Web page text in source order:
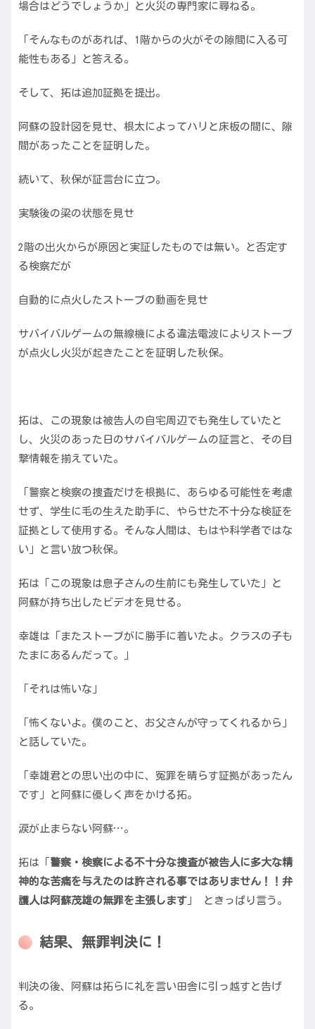
場合はどうでしょうか」と火災の専門家に尋ねる。
「そんなものがあれば、1階からの火がその隙間に入る可
能性もある」と答える。
そして、拓は追加証拠を提出。
阿蘇の設計図を見せ、根太によってハリと床板の間に、隙
間があったことを証明した。
続いて、秋保が証言台に立つ。
実験後の梁の状態を見せ
2階の出火からが原因と実証したものでは無い。と否定す
る検察だが
自動的に点火したストーブの動画を見せ
サバイバルゲームの無線機による違法電波によりストーブ
が点火し火災が起きたことを証明した秋保。
拓は、この現象は被告人の自宅周辺でも発生していたと
し、火災のあった日のサバイバルゲームの証言と、その目
撃情報を揃えていた。
「警察と検察の捜査だけを根拠に、あらゆる可能性を考慮
せず、学生に毛の生えた助手に、やらせた不十分な検証を
証拠として使用する。そんな人間は、もはや科学者ではな
い」と言い放つ秋保。
拓は「この現象は息子さんの生前にも発生していた」と
阿蘇が持ち出したビデオを見せる。
幸雄は「またストーブがに勝手に着いたよ。クラスの子も
たまにあるんだって。」
「それは怖いな」
「怖くないよ。僕のこと、お父さんが守ってくれるから」
と話していた。
「幸雄君との思い出の中に、冤罪を晴らす証拠があったん
です」と阿蘇に優しく声をかける拓。
涙が止まらない阿蘇…。
拓は「 警察・検察による不十分な捜査が被告人に多大な精
神的な苦痛を与えたのは許される事ではありません！！弁
護人は阿蘇茂雄の無罪を主張します 」 ときっぱり言う。
結果、無罪判決に！
判決の後、阿蘇は拓らに礼を言い田舎に引っ越すと告げ
る。